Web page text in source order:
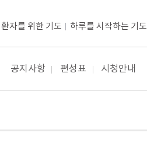
환자를 위한 기도 하루를 시작하는 기도
공지사항 편성표 시청안내